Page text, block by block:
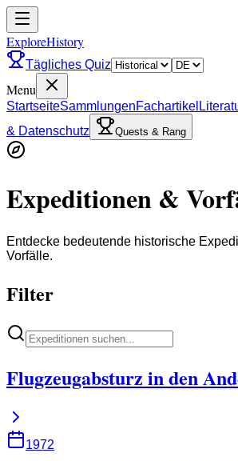
ExploreHistory
Tägliches Quiz
Menu
StartseiteSammlungenFachartikel
& Datenschutz
Quests & Rang
Expeditionen &
Entdecke bedeutende historische
Vorfälle.
Filter
Flugzeugabsturz in den
1972